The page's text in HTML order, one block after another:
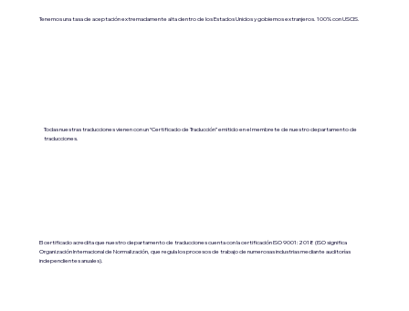
Tenemos una tasa de aceptación extremadamente alta dentro de los Estados Unidos y gobiernos extranjeros. 100% con USCIS.
Todas nuestras traducciones vienen con un “Certificado de Traducción” emitido en el membrete de nuestro departamento de
traducciones.
El certificado acredita que nuestro departamento de traducciones cuenta con la certificación ISO 9001:2018 (ISO significa
Organización Internacional de Normalización, que regula los procesos de trabajo de numerosas industrias mediante auditorías
independientes anuales).